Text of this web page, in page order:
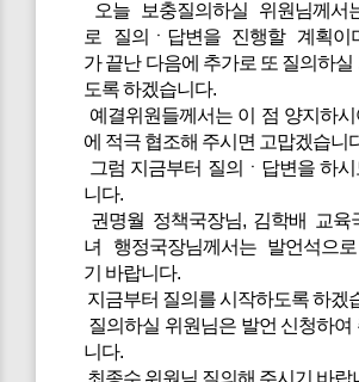
오늘 보충질의하실 위원님께서
로 질의ㆍ답변을 진행할 계획이
가 끝난 다음에 추가로 또 질의하실
도록 하겠습니다.
예결위원들께서는 이 점 양지하
에 적극 협조해 주시면 고맙겠습니
그럼 지금부터 질의ㆍ답변을 하
니다.
권명월 정책국장님, 김학배 교육
녀 행정국장님께서는 발언석으
기 바랍니다.
지금부터 질의를 시작하도록 하겠
질의하실 위원님은 발언 신청하여
니다.
최종수 위원님 질의해 주시기 바랍